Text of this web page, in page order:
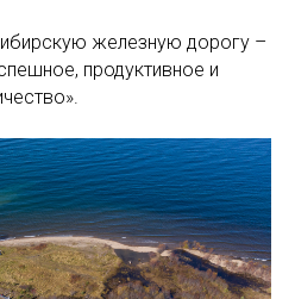
железную дорогу –
продуктивное и